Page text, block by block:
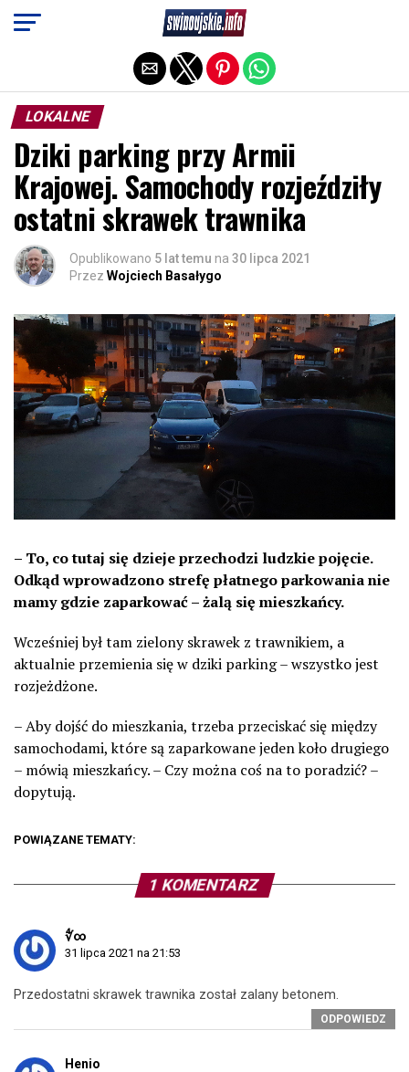
LOKALNE
Dziki parking przy Armii
Krajowej. Samochody rozjeździły
ostatni skrawek trawnika
Opublikowano 5 lat temu na 30 lipca 2021
Przez Wojciech Basałygo
– To, co tutaj się dzieje przechodzi ludzkie pojęcie.
Odkąd wprowadzono strefę płatnego parkowania nie
mamy gdzie zaparkować – żalą się mieszkańcy.
Wcześniej był tam zielony skrawek z trawnikiem, a
aktualnie przemienia się w dziki parking – wszystko jest
rozjeżdżone.
– Aby dojść do mieszkania, trzeba przeciskać się między
samochodami, które są zaparkowane jeden koło drugiego
– mówią mieszkańcy. – Czy można coś na to poradzić? –
dopytują.
POWIĄZANE TEMATY:
1 KOMENTARZ
∜∞
31 lipca 2021 na 21:53
Przedostatni skrawek trawnika został zalany betonem.
ODPOWIEDZ
Henio
Exit mobile version